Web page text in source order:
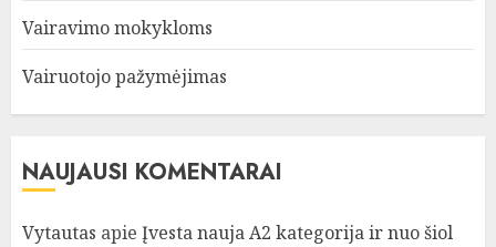
Vairavimo mokykloms
Vairuotojo pažymėjimas
NAUJAUSI KOMENTARAI
Vytautas apie Įvesta nauja A2 kategorija ir nuo šiol